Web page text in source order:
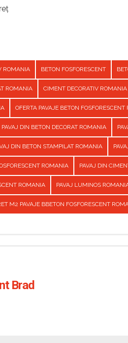
ROMANIA BETON FOSFORESCENT
ROMANIA CIMENT DECORATIV ROMANIA
OFERTA PAVAJE BETON
PAVAJ DIN BETON DECORAT ROMANIA
DIN BETON STAMPILAT ROMANIA
ROMANIA PAVAJ DIN
ROMANIA PAVAJ LUMINOS
M2 PAVAJE BBETON FOSFORESCENT
Brad